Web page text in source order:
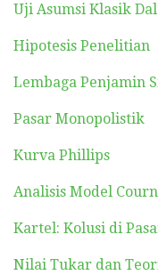
Uji Asumsi Klasik
Hipotesis Penelitian
Lembaga Penjamin
Pasar Monopolistik
Kurva Phillips
Analisis Model
Kartel: Kolusi di
Nilai Tukar dan